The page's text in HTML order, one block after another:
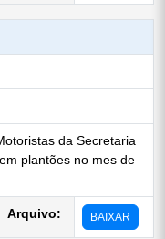
da Secretaria
plantões no mes de
Arquivo: BAIXAR